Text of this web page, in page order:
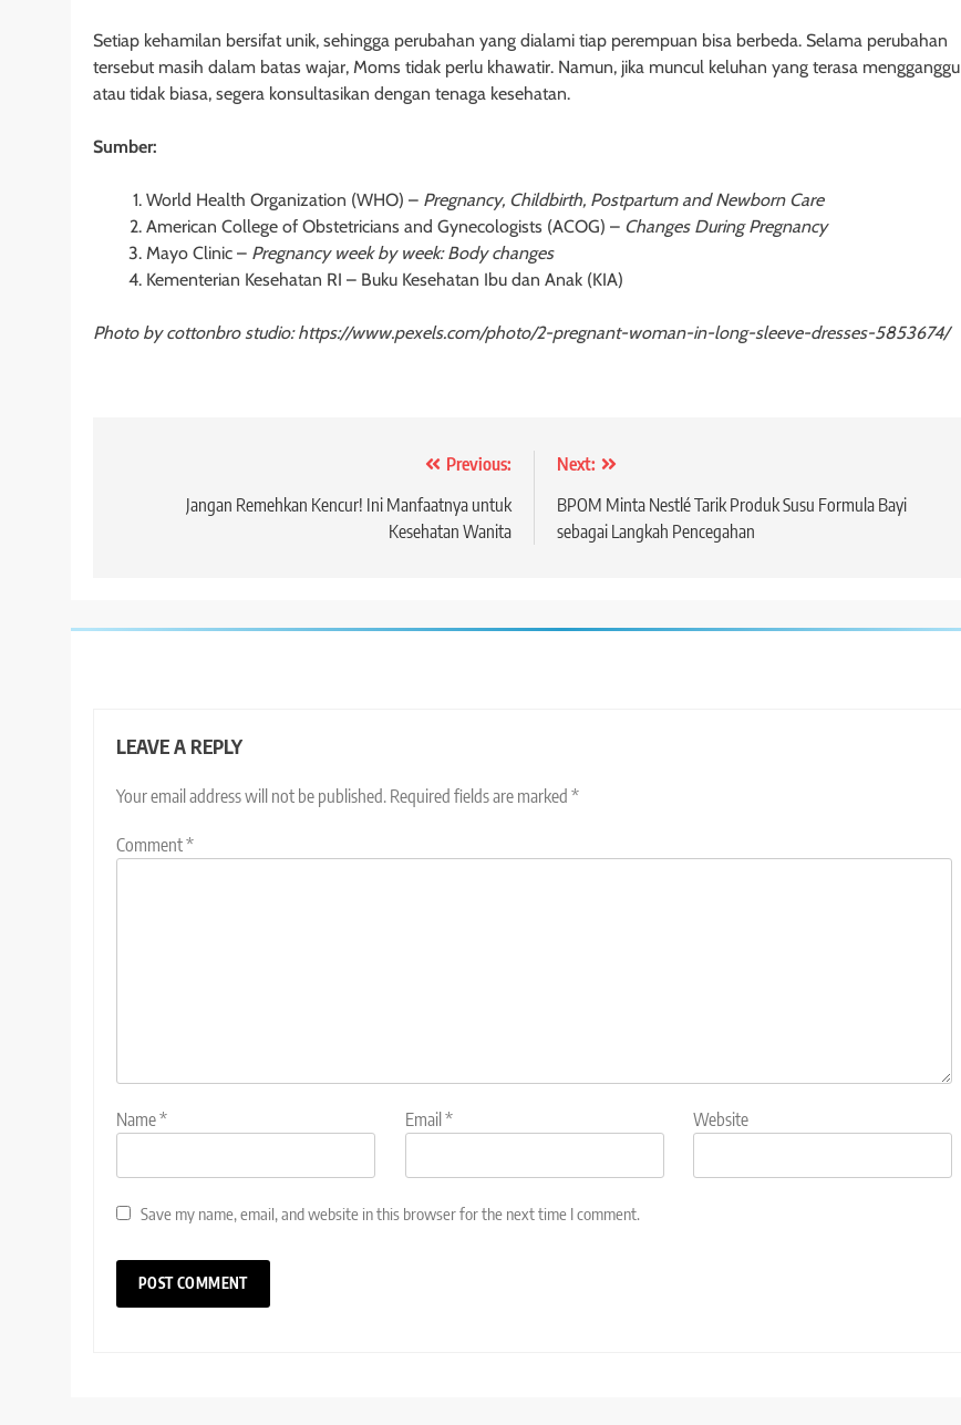
Setiap kehamilan bersifat unik, sehingga perubahan yang dialami tiap perempuan bisa berbeda. Selama perubahan
tersebut masih dalam batas wajar, Moms tidak perlu khawatir. Namun, jika muncul keluhan yang terasa mengganggu
atau tidak biasa, segera konsultasikan dengan tenaga kesehatan.
Sumber:
World Health Organization (WHO) – Pregnancy, Childbirth, Postpartum and Newborn Care
American College of Obstetricians and Gynecologists (ACOG) – Changes During Pregnancy
Mayo Clinic – Pregnancy week by week: Body changes
Kementerian Kesehatan RI – Buku Kesehatan Ibu dan Anak (KIA)
Photo by cottonbro studio: https://www.pexels.com/photo/2-pregnant-woman-in-long-sleeve-dresses-5853674/
navigation
Previous:
Jangan Remehkan Kencur! Ini Manfaatnya untuk
Kesehatan Wanita
Next:
BPOM Minta Nestlé Tarik Produk Susu Formula Bayi
sebagai Langkah Pencegahan
LEAVE A REPLY
Your email address will not be published. Required fields are marked *
Comment*
Name* Email * Website
Save my name, email, and website in this browser for the next time I comment.